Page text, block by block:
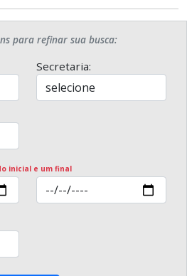
para refinar sua busca:
Secretaria:
inicial e um final